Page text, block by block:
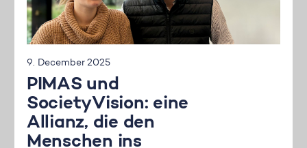
9. December 2025
PIMAS und
SocietyVision: eine
Allianz, die den
Menschen ins